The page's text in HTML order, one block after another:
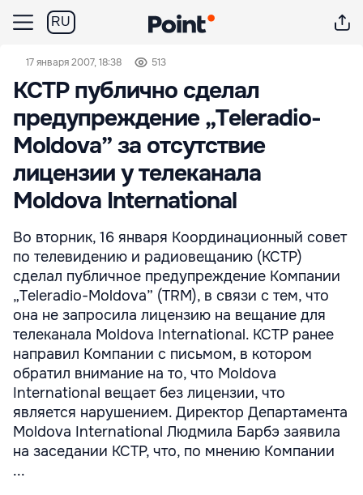
RU
17 января 2007, 18:38 513
КСТР публично сделал
предупреждение „Teleradio-
Moldova” за отсутствие
лицензии у телеканала
Moldova International
Во вторник, 16 января Координационный совет
по телевидению и радиовещанию (КСТР)
сделал публичное предупреждение Компании
„Teleradio-Moldova” (TRM), в связи с тем, что
она не запросила лицензию на вещание для
телеканала Moldova International. КСТР ранее
направил Компании с письмом, в котором
обратил внимание на то, что Moldova
International вещает без лицензии, что
является нарушением. Директор Департамента
Moldova International Людмила Барбэ заявила
на заседании КСТР, что, по мнению Компании
...